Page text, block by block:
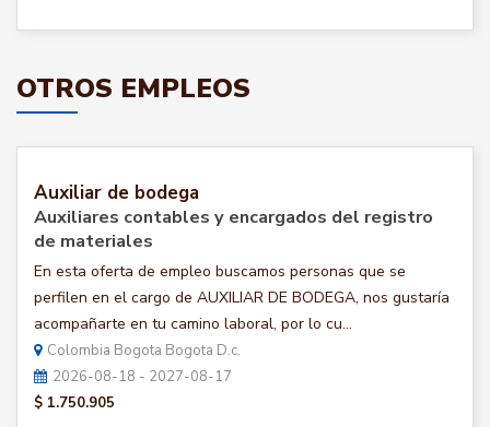
OTROS EMPLEOS
Auxiliar de bodega
Auxiliares contables y encargados del registro
de materiales
En esta oferta de empleo buscamos personas que se
perfilen en el cargo de AUXILIAR DE BODEGA, nos gustaría
acompañarte en tu camino laboral, por lo cu...
Colombia Bogota Bogota D.c.
2026-08-18 - 2027-08-17
$ 1.750.905